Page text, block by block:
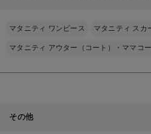
マタニティ ワンピース マタニティ スカ
マタニティ アウター（コート）・ママコ
その他